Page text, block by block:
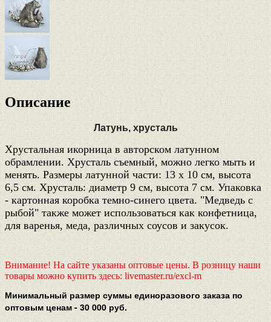
Описание
Латунь, хрусталь
Хрустальная икорница в авторском латунном
обрамлении. Хрусталь съемный, можно легко мыть и
менять. Размеры латунной части: 13 х 10 см, высота
6,5 см. Хрусталь: диаметр 9 см, высота 7 см. Упаковка
- картонная коробка темно-синего цвета. "Медведь с
рыбой" также может использоваться как конфетница,
для варенья, меда, различных соусов и закусок.
Внимание! На сайте указаны оптовые цены. В розницу наши
товары можно купить здесь: livemaster.ru/excl-m
Минимальный размер суммы единоразового заказа по
оптовым ценам - 30 000 руб.